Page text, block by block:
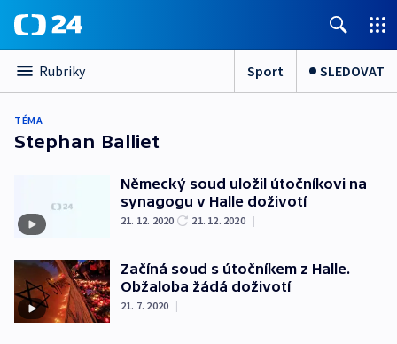
Rubriky Sport SLEDOVAT
TÉMA
Stephan Balliet
Německý soud uložil útočníkovi na
synagogu v Halle doživotí
21. 12. 2020 21. 12. 2020 |
Začíná soud s útočníkem z Halle.
Obžaloba žádá doživotí
21. 7. 2020 |